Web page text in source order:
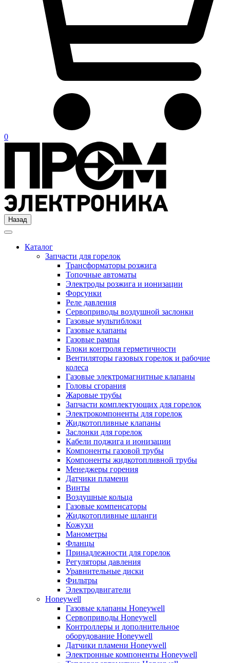
0
Назад
Каталог
Запчасти для горелок
Трансформаторы розжига
Топочные автоматы
Электроды розжига и ионизации
Форсунки
Реле давления
Сервоприводы воздушной заслонки
Газовые мультиблоки
Газовые клапаны
Газовые рампы
Блоки контроля герметичности
Вентиляторы газовых горелок и рабочие
колеса
Газовые электромагнитные клапаны
Головы сгорания
Жаровые трубы
Запчасти комплектующих для горелок
Электрокомпоненты для горелок
Жидкотопливные клапаны
Заслонки для горелок
Кабели поджига и ионизации
Компоненты газовой трубы
Компоненты жидкотопливной трубы
Менеджеры горения
Датчики пламени
Винты
Воздушные кольца
Газовые компенсаторы
Жидкотопливные шланги
Кожухи
Манометры
Фланцы
Принадлежности для горелок
Регуляторы давления
Уравнительные диски
Фильтры
Электродвигатели
Honeywell
Газовые клапаны Honeywell
Сервоприводы Honeywell
Контроллеры и дополнительное
оборудование Honeywell
Датчики пламени Honeywell
Электронные компоненты Honeywell